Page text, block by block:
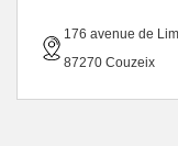
176 avenue de
87270 Couzeix